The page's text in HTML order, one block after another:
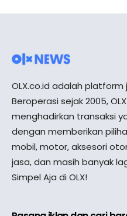
OLX.co.id adalah platform
Beroperasi sejak 2005,
menghadirkan transaksi
dengan memberikan
mobil, motor, aksesori
jasa, dan masih banyak
Simpel Aja di OLX!